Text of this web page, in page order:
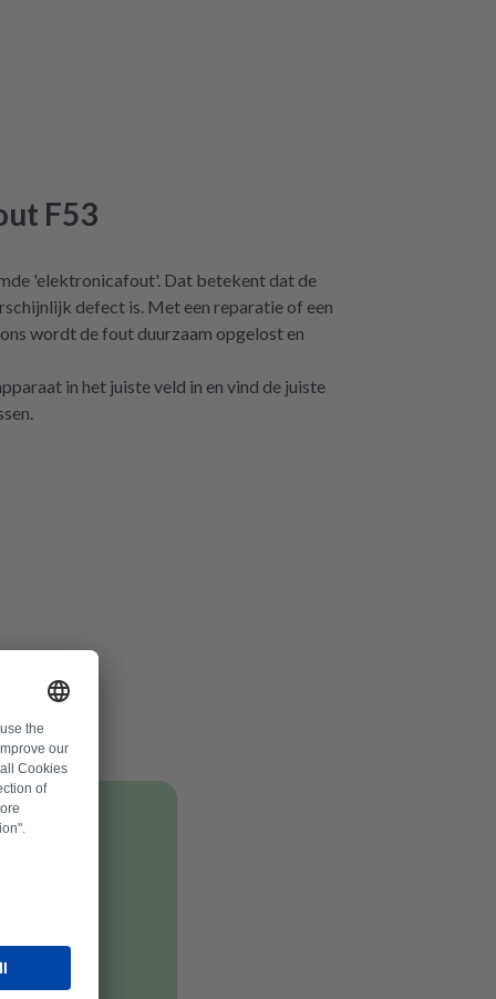
F53
'elektronicafout'. Dat betekent dat de
defect is. Met een reparatie of een
wordt de fout duurzaam opgelost en
in het juiste veld in en vind de juiste